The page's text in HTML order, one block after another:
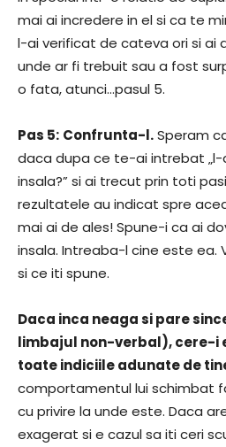
mai ai incredere in el si ca te
l-ai verificat de cateva ori si ai
unde ar fi trebuit sau a fost
o fata, atunci…pasul 5.
Pas 5: Confrunta-l.Speram
daca dupa ce te-ai intrebat
insala?” si ai trecut prin toti
rezultatele au indicat spre
mai ai de ales! Spune-i ca ai
insala. Intreaba-l cine este ea.
si ce iti spune.
Daca inca neaga si pare
limbajul non-verbal), cere-i
toate indiciile adunate de
comportamentul lui schimbat
cu privire la unde este. Daca
exagerat si e cazul sa iti ceri